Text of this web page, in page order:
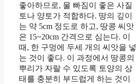
좋아하므로, 물 빠짐이 좋은 사질
토나 양토가 적합하다. 땅의 깊이
는 약 5cm 정도로 하고, 땅콩 씨앗
은 15~20cm 간격으로 심는다. 이
때, 한 구멍에 두세 개의 씨앗을 넣
는 것이 좋다. 이 과정에서 땅콩의
뿌리가 자랄 수 있도록 토양의 상
태를 충분히 부드럽게 하는 것이